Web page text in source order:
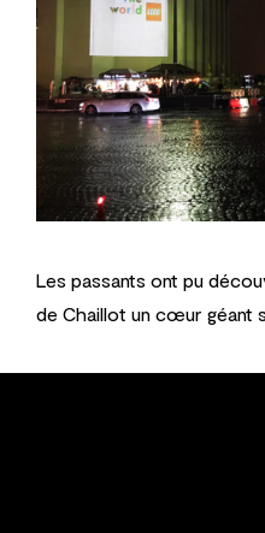
Les passants ont pu
de Chaillot un cœur géant